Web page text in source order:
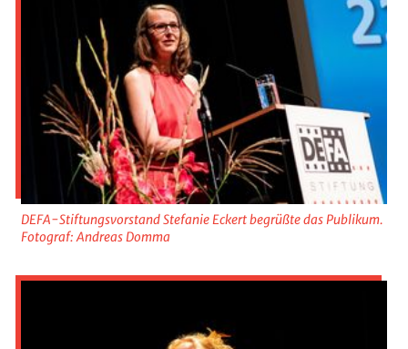
DEFA-Stiftungsvorstand Stefanie Eckert begrüßte das Publikum.
Fotograf: Andreas Domma